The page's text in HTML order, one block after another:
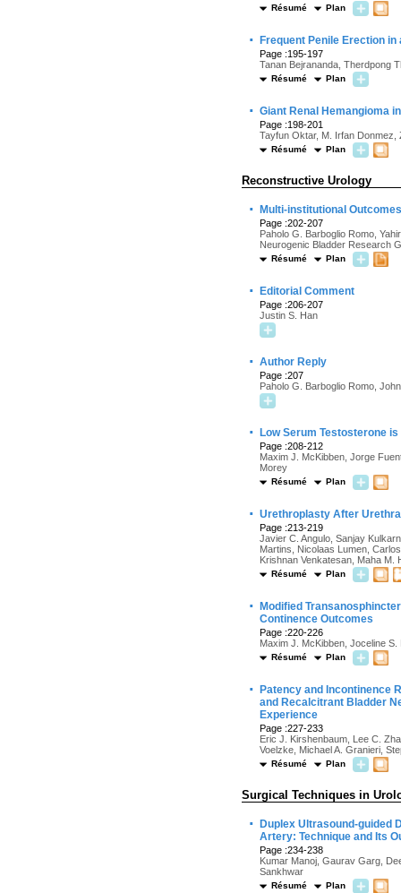
Résumé Plan
· Frequent Penile Erection
Page :195-197
Tanan Bejrananda, Therdpong
Résumé Plan
· Giant Renal Hemangioma
Page :198-201
Tayfun Oktar, M. Irfan Donmez,
Résumé Plan
Reconstructive Urology
· Multi-institutional
Page :202-207
Paholo G. Barboglio Romo,
Neurogenic Bladder Research
Résumé Plan
· Editorial Comment
Page :206-207
Justin S. Han
· Author Reply
Page :207
Paholo G. Barboglio Romo,
· Low Serum Testosterone
Page :208-212
Maxim J. McKibben, Jorge
Morey
Résumé Plan
· Urethroplasty After
Page :213-219
Javier C. Angulo, Sanjay
Martins, Nicolaas Lumen,
Krishnan Venkatesan, Maha M.
Résumé Plan
·
Modified
Continence Outcomes
Page :220-226
Maxim J. McKibben, Joceline
Résumé Plan
·
Patency and Incontinence
and Recalcitrant Bladder
Experience
Page :227-233
Eric J. Kirshenbaum, Lee C.
Voelzke, Michael A. Granieri,
Résumé Plan
Surgical Techniques in
·
Duplex Ultrasound-guided
Artery: Technique and Its
Page :234-238
Kumar Manoj, Gaurav Garg,
Sankhwar
Résumé Plan